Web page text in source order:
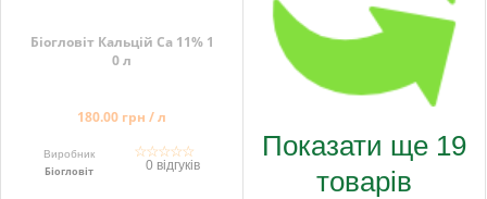
Біогловіт Кальцій Са 11% 1
0 л
180.00 грн / л
Виробник
Біогловіт
☆☆☆☆☆
0 відгуків
Показати ще 19
товарів